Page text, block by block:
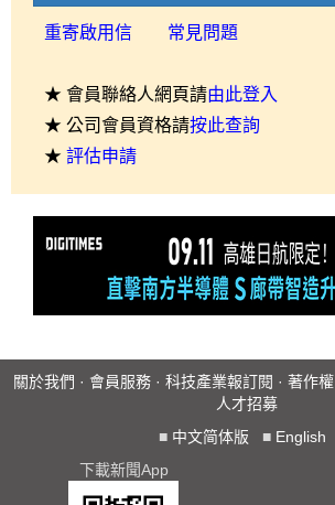
重寄啟用信 常見問題
★ 會員聯絡人網頁請由此登入
★ 公司會員資格請按此查詢
★ 評估申請
關於我們 · 會員服務 · 科技產業報訂閱 · 著作權
人才招募
■ 中文简体版 ■ English
下載新聞App